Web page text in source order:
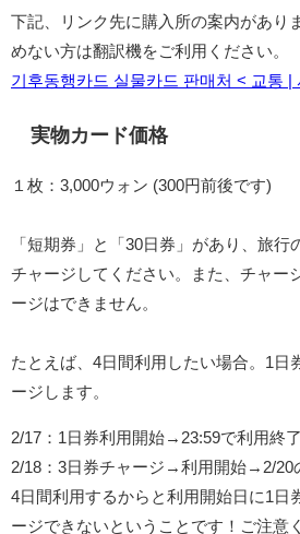
下記、リンク先に購入所の案内があり
めない方は翻訳機をご利用ください。
기후동행카드 실물카드 판매처 < 교통 |
実物カード価格
１枚：3,000ウォン (300円前後です)
「短期券」と「30日券」があり、旅行
チャージしてください。また、チャー
ージはできません。
たとえば、4日間利用したい場合。1日
ージします。
2/17：1日券利用開始→23:59で利用終了
2/18：3日券チャージ→利用開始→2/20
4日間利用するからと利用開始日に1日
ージできないということです！ご注意